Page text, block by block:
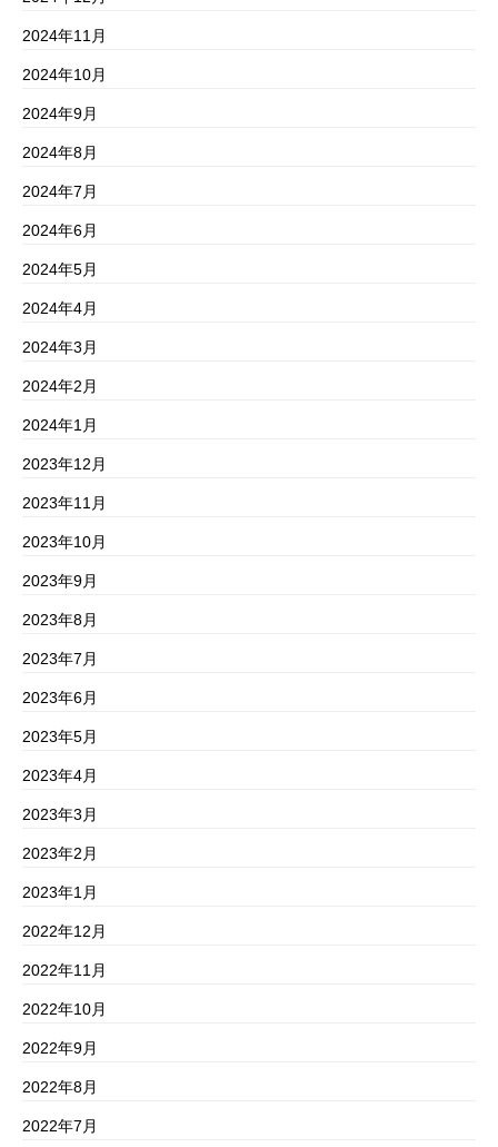
2024年11月
2024年10月
2024年9月
2024年8月
2024年7月
2024年6月
2024年5月
2024年4月
2024年3月
2024年2月
2024年1月
2023年12月
2023年11月
2023年10月
2023年9月
2023年8月
2023年7月
2023年6月
2023年5月
2023年4月
2023年3月
2023年2月
2023年1月
2022年12月
2022年11月
2022年10月
2022年9月
2022年8月
2022年7月